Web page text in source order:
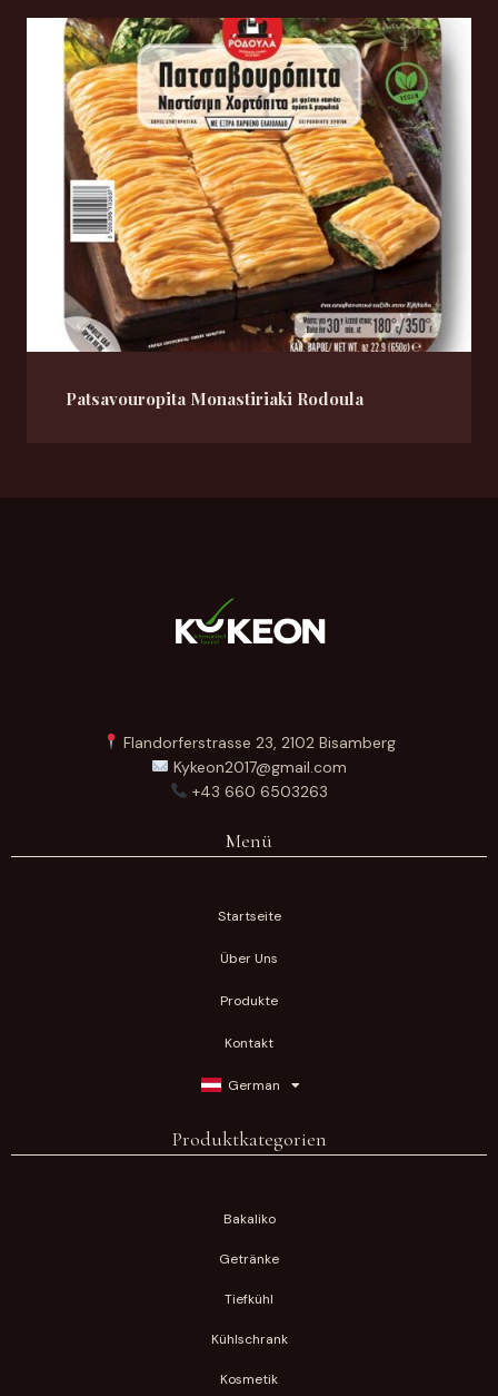
Patsavouropita Monastiriaki Rodoula
Flandorferstrasse 23, 2102 Bisamberg
Kykeon2017@gmail.com
+43 660 6503263
Menü
Startseite
Über Uns
Produkte
Kontakt
German
Produktkategorien
Bakaliko
Getränke
Tiefkühl
Kühlschrank
Kosmetik